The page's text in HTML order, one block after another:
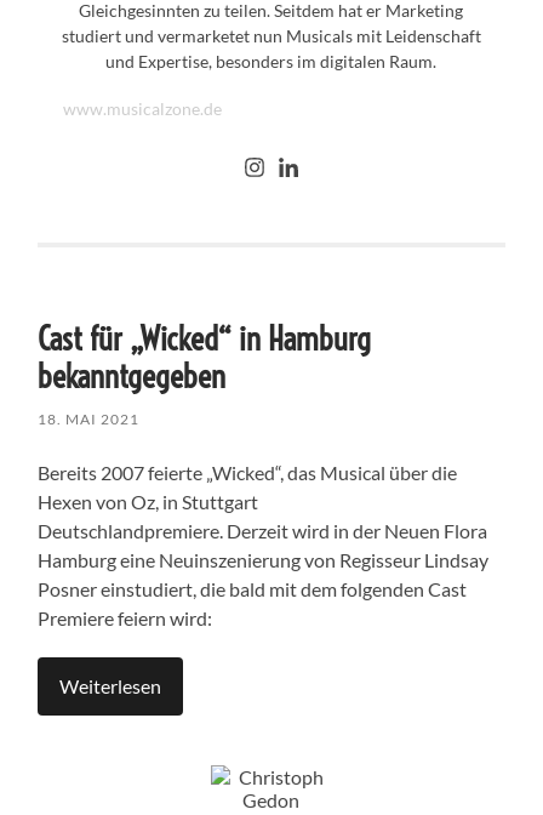
Gleichgesinnten zu teilen. Seitdem hat er Marketing
studiert und vermarketet nun Musicals mit Leidenschaft
und Expertise, besonders im digitalen Raum.
www.musicalzone.de
Cast für „Wicked“ in Hamburg
bekanntgegeben
18. MAI 2021
Bereits 2007 feierte „Wicked“, das Musical über die
Hexen von Oz, in Stuttgart
Deutschlandpremiere. Derzeit wird in der Neuen Flora
Hamburg eine Neuinszenierung von Regisseur Lindsay
Posner einstudiert, die bald mit dem folgenden Cast
Premiere feiern wird:
Weiterlesen